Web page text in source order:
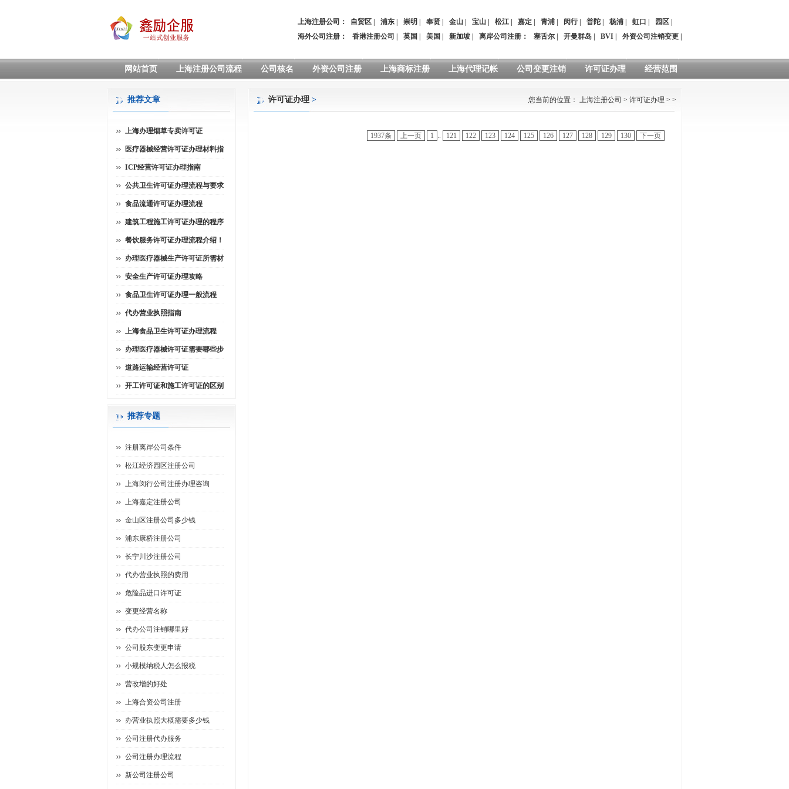
上海注册公司： 自贸区 浦东 崇明 奉贤 金山 宝山 松江 嘉定 青浦 闵行| 普陀 杨浦 虹口 园区
海外公司注册：
香港注册公司 英国 美国 新加坡 离岸公司注册 ： 塞舌尔 开曼群岛 BVI 外资公司注销变更
网站首页 上海注册公司流程 公司核名 外资公司注册 上海商标注册 上海代理记帐 公司变更注销 许可证办理 经营范围
许可证办理 > 您当前的位置： 上海注册公司 > 许可证办理 > >
1937条 上一页 1 .. 121 122 123 124 125 126 127 128 129 130 下一页
推荐文章
上海办理烟草专卖许可证
医疗器械经营许可证办理材料指
ICP经营许可证办理指南
公共卫生许可证办理流程与要求
食品流通许可证办理流程
建筑工程施工许可证办理的程序
餐饮服务许可证办理流程介绍！
办理医疗器械生产许可证所需材
安全生产许可证办理攻略
食品卫生许可证办理一般流程
代办营业执照指南
上海食品卫生许可证办理流程
办理医疗器械许可证需要哪些步
道路运输经营许可证
开工许可证和施工许可证的区别
推荐专题
注册离岸公司条件
松江经济园区注册公司
上海闵行公司注册办理咨询
上海嘉定注册公司
金山区注册公司多少钱
浦东康桥注册公司
长宁川沙注册公司
代办营业执照的费用
危险品进口许可证
变更经营名称
代办公司注销哪里好
公司股东变更申请
小规模纳税人怎么报税
营改增的好处
上海合资公司注册
办营业执照大概需要多少钱
公司注册代办服务
公司注册办理流程
新公司注册公司